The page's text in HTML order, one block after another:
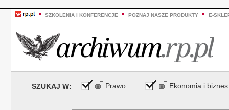
SZKOLENIA I KONFERENCJE POZNAJ NASZE PRODUKTY E-
SZUKAJ W: Prawo Ekonomia i biznes